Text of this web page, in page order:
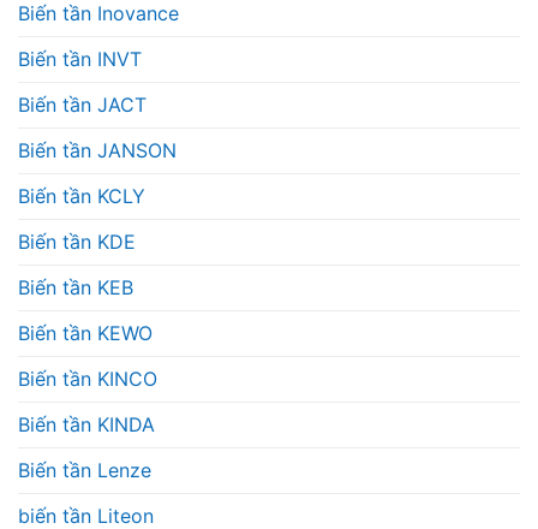
Biến tần Inovance
Biến tần INVT
Biến tần JACT
Biến tần JANSON
Biến tần KCLY
Biến tần KDE
Biến tần KEB
Biến tần KEWO
Biến tần KINCO
Biến tần KINDA
Biến tần Lenze
biến tần Liteon